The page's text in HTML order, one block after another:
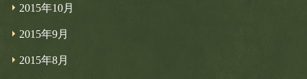
2015年10月
2015年9月
2015年8月